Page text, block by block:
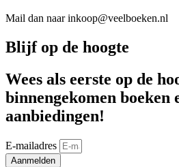
Mail dan naar inkoop@veelboeken.nl
Blijf op de hoogte
Wees als eerste op de
binnengekomen boeken
aanbiedingen!
E-mailadres
Aanmelden